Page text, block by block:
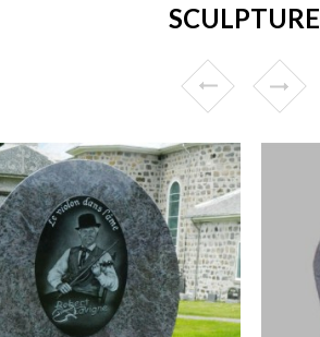
SCULPTURE